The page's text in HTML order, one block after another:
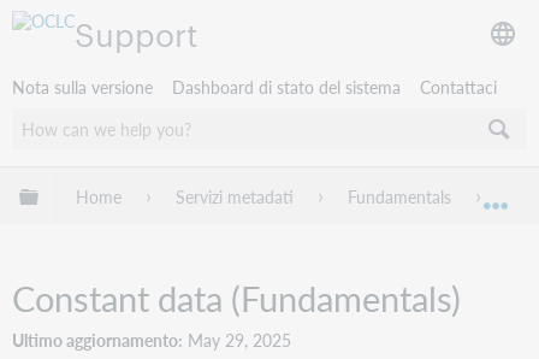
Support
Nota sulla versione Dashboard di stato del sistema Contattaci
Espandi/comprimi la gerarchia globale
Home Servizi metadati Fundamentals
Constant data (Fundamentals)
Ultimo aggiornamento May 29, 2025